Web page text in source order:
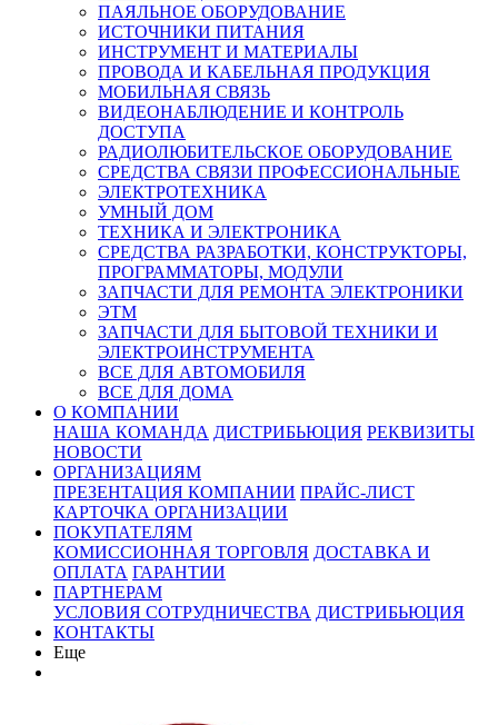
ПАЯЛЬНОЕ ОБОРУДОВАНИЕ
ИСТОЧНИКИ ПИТАНИЯ
ИНСТРУМЕНТ И МАТЕРИАЛЫ
ПРОВОДА И КАБЕЛЬНАЯ ПРОДУКЦИЯ
МОБИЛЬНАЯ СВЯЗЬ
ВИДЕОНАБЛЮДЕНИЕ И КОНТРОЛЬ
ДОСТУПА
РАДИОЛЮБИТЕЛЬСКОЕ ОБОРУДОВАНИЕ
СРЕДСТВА СВЯЗИ ПРОФЕССИОНАЛЬНЫЕ
ЭЛЕКТРОТЕХНИКА
УМНЫЙ ДОМ
ТЕХНИКА И ЭЛЕКТРОНИКА
СРЕДСТВА РАЗРАБОТКИ, КОНСТРУКТОРЫ,
ПРОГРАММАТОРЫ, МОДУЛИ
ЗАПЧАСТИ ДЛЯ РЕМОНТА ЭЛЕКТРОНИКИ
ЭТМ
ЗАПЧАСТИ ДЛЯ БЫТОВОЙ ТЕХНИКИ И
ЭЛЕКТРОИНСТРУМЕНТА
ВСЕ ДЛЯ АВТОМОБИЛЯ
ВСЕ ДЛЯ ДОМА
О КОМПАНИИ
НАША КОМАНДА ДИСТРИБЬЮЦИЯ РЕКВИЗИТЫ
НОВОСТИ
ОРГАНИЗАЦИЯМ
ПРЕЗЕНТАЦИЯ КОМПАНИИ ПРАЙС-ЛИСТ
КАРТОЧКА ОРГАНИЗАЦИИ
ПОКУПАТЕЛЯМ
КОМИССИОННАЯ ТОРГОВЛЯ ДОСТАВКА И
ОПЛАТА ГАРАНТИИ
ПАРТНЕРАМ
УСЛОВИЯ СОТРУДНИЧЕСТВА ДИСТРИБЬЮЦИЯ
КОНТАКТЫ
Еще